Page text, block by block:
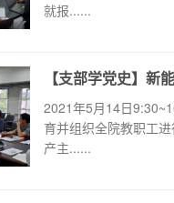
就报......
【支部学党史】新
2021年5月14日
育并组织全院教职工
产主......